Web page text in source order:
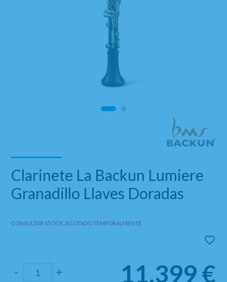
Clarinete La Backun Lumiere
Granadillo Llaves Doradas
CONSULTAR STOCK. AGOTADO TEMPORALMENTE.
- + 11.399€